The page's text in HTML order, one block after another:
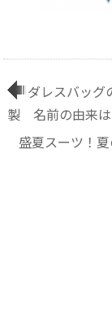
ダレスバッ
製 名前の由来は
盛夏スーツ！